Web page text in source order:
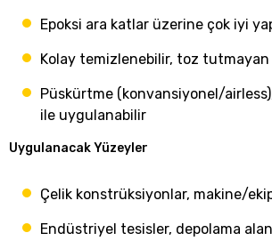
Epoksi ara katlar üzerine çok iyi
Kolay temizlenebilir, toz tutmayan
Püskürtme (konvansiyonel/
ile uygulanabilir
Uygulanacak Yüzeyler
Çelik konstrüksiyonlar, makine/
Endüstriyel tesisler, depolama